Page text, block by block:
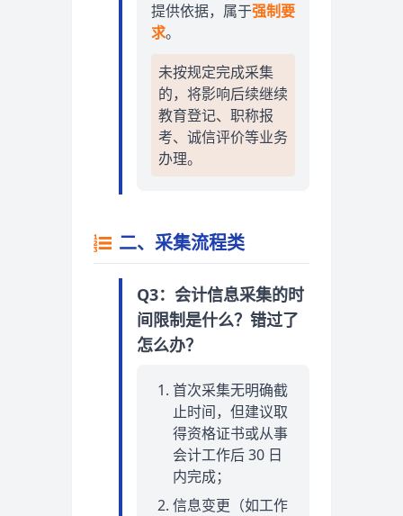
提供依据，属于强制要
求。
未按规定完成采集
的，将影响后续继续
教育登记、职称报
考、诚信评价等业务
办理。
二、采集流程类
Q3：会计信息采集的时
间限制是什么？错过了
怎么办？
首次采集无明确截
止时间，但建议取
得资格证书或从事
会计工作后 30 日
内完成；
信息变更（如工作